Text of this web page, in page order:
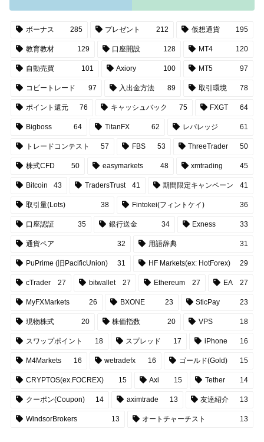
ボーナス 285 プレゼント 212 仮想通貨 195
教育教材 129 口座開設 128 MT4 120
自動売買 101 Axiory 100 MT5 97
コピートレード 97 入出金方法 89 取引環境 78
ポイント還元 76 キャッシュバック 75 FXGT 64
Bigboss 64 TitanFX 62 レバレッジ 61
トレードコンテスト 57 FBS 53 ThreeTrader 50
株式CFD 50 easymarkets 48 xmtrading 45
Bitcoin 43 TradersTrust 41 期間限定キャンペーン 41
取引量(Lots) 38 Fintokei(フィントケイ) 36
口座認証 35 銀行送金 34 Exness 33
通貨ペア 32 用語辞典 31
PuPrime (旧PacificUnion) 31 HF Markets(ex: HotForex) 29
cTrader 27 bitwallet 27 Ethereum 27 EA 27
MyFXMarkets 26 BXONE 23 SticPay 23
現物株式 20 株価指数 20 VPS 18
スワップポイント 18 スプレッド 17 iPhone 16
M4Markets 16 wetradefx 16 ゴールド(Gold) 15
CRYPTOS(ex.FOCREX) 15 Axi 15 Tether 14
クーポン(Coupon) 14 aximtrade 13 友達紹介 13
WindsorBrokers 13 オートチャーチスト 13